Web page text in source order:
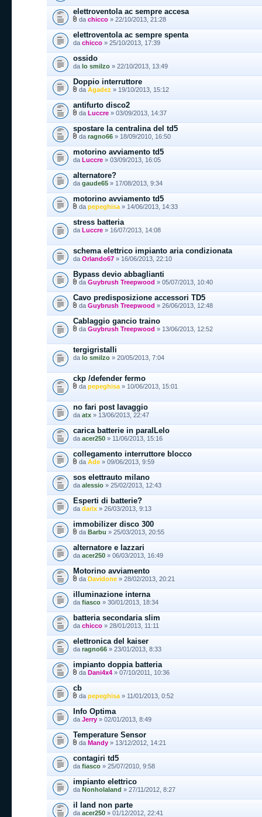
elettroventola ac sempre accesa
da chicco » 22/10/2013, 21:28
elettroventola ac sempre spenta
da chicco » 25/10/2013, 17:39
ossido
da lo smilzo » 22/10/2013, 13:49
Doppio interruttore
da Agadez » 19/10/2013, 15:12
antifurto disco2
da Luccre » 03/09/2013, 14:37
spostare la centralina del td5
da ragno66 » 18/09/2010, 16:50
motorino avviamento td5
da Luccre » 03/09/2013, 16:05
alternatore?
da gaude65 » 17/08/2013, 9:34
motorino avviamento td5
da pepeghisa » 14/06/2013, 14:33
stress batteria
da Luccre » 16/07/2013, 14:08
schema elettrico impianto aria condizionata
da Orlando67 » 16/06/2013, 22:10
Bypass devio abbaglianti
da Guybrush Treepwood » 05/07/2013, 10:40
Cavo predisposizione accessori TD5
da Guybrush Treepwood » 26/06/2013, 12:48
Cablaggio gancio traino
da Guybrush Treepwood » 13/06/2013, 12:52
tergigristalli
da lo smilzo » 20/05/2013, 7:04
ckp /defender fermo
da pepeghisa » 10/06/2013, 15:01
no fari post lavaggio
da atx » 13/06/2013, 22:47
carica batterie in paralLelo
da acer250 » 11/06/2013, 15:16
collegamento interruttore blocco
da Ade » 09/06/2013, 9:59
sos elettrauto milano
da alessio » 25/02/2013, 12:43
Esperti di batterie?
da darix » 26/03/2013, 9:13
immobilizer disco 300
da Barbu » 25/03/2013, 20:55
alternatore e lazzari
da acer250 » 06/03/2013, 16:49
Motorino avviamento
da Davidone » 28/02/2013, 20:21
illuminazione interna
da fiasco » 30/01/2013, 18:34
batteria secondaria slim
da chicco » 28/01/2013, 11:11
elettronica del kaiser
da ragno66 » 23/01/2013, 8:33
impianto doppia batteria
da Dani4x4 » 07/10/2011, 10:36
cb
da pepeghisa » 11/01/2013, 0:52
Info Optima
da Jerry » 02/01/2013, 8:49
Temperature Sensor
da Mandy » 13/12/2012, 14:21
contagiri td5
da fiasco » 25/07/2010, 9:58
impianto elettrico
da Nonholaland » 27/11/2012, 8:27
il land non parte
da acer250 » 01/12/2012, 22:41